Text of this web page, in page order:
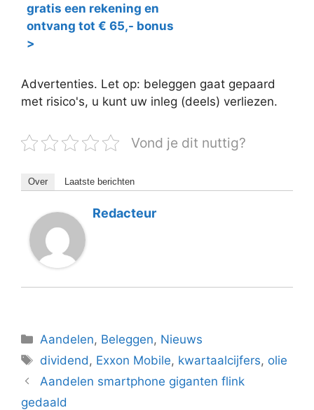
gratis een rekening en
ontvang tot € 65,- bonus
>
Advertenties. Let op: beleggen gaat gepaard
met risico's, u kunt uw inleg (deels) verliezen.
Vond je dit nuttig?
Over Laatste berichten
Redacteur
Categorieën
Aandelen, Beleggen, Nieuws
Tags
dividend , Exxon Mobile, kwartaalcijfers, olie
Aandelen smartphone giganten flink
gedaald